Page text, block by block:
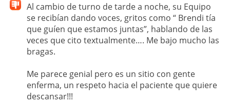
Al cambio de turno de tarde a noche, su Equipo
se recibían dando voces, gritos como “ Brendi tía
que guíen que estamos juntas”, hablando de las
veces que cito textualmente…. Me bajo mucho las
bragas.
Me parece genial pero es un sitio con gente
enferma, un respeto hacia el paciente que quiere
descansar!!!